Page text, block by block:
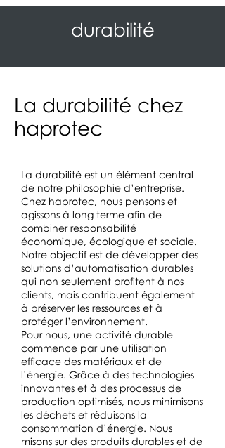
durabilité
La durabilité chez
haprotec
La durabilité est un élément central
de notre philosophie d’entreprise.
Chez haprotec, nous pensons et
agissons à long terme afin de
combiner responsabilité
économique, écologique et sociale.
Notre objectif est de développer des
solutions d’automatisation durables
qui non seulement profitent à nos
clients, mais contribuent également
à préserver les ressources et à
protéger l’environnement.
Pour nous, une activité durable
commence par une utilisation
efficace des matériaux et de
l’énergie. Grâce à des technologies
innovantes et à des processus de
production optimisés, nous minimisons
les déchets et réduisons la
consommation d’énergie. Nous
misons sur des produits durables et de